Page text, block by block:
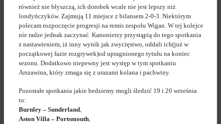
również nie błyszczą, ich dorobek wcale nie jest lepszy niż
londyńczyków. Zajmują 11 miejsce z bilansem 2-0-3. Niektórym
polecam rozpoczęcie progresji na remis zespołu Wigan. W tej kolejce
nie radze jednak zaczynać. Kanonierzy przystąpią do tego spotkania
z nastawieniem, iż inny wynik jak zwycięstwo, oddali ich(już w
początkowej fazie rozgrywek)od upragnionego tytułu na koniec
sezonu. Dodatkowo niepewny jest występ w tym spotkaniu
Arszawina, który zmaga się z urazami kolana i pachwiny.
Pozostałe spotkania jakie bedziemy mogli śledzić 19 i 20 września
to:
Burnley – Sunderland,
Aston Villa – Portsmouth,